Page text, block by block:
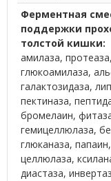
Ферментная
поддержки
толстой кишки:
амилаза,
глюкоамилаза,
галактозидаза,
пектиназа,
бромелаин,
гемицеллюлаза,
глюканаза, папаин,
целлюлаза,
диастаза,